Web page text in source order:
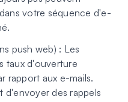
votre séquence d'e-
push web) : Les
taux d'ouverture
rapport aux e-mails.
d'envoyer des rappels